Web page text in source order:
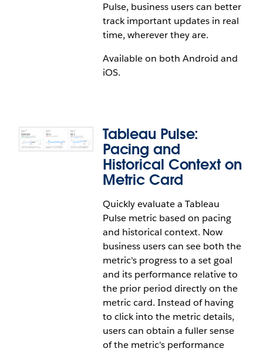
Pulse, business users can better
track important updates in real
time, wherever they are.
Available on both Android and
iOS.
Get important Tableau Pulse alerts on the go
without running the Tableau mobile app in the
background. With mobile push notifications from
Tableau Pulse, business users can better track
important updates in real time, wherever they are.
Available on both Android and iOS.
Tableau Pulse:
Pacing and
Historical Context on
Metric Card
Quickly evaluate a Tableau
Pulse metric based on pacing
and historical context. Now
business users can see both the
metric's progress to a set goal
and its performance relative to
the prior period directly on the
metric card. Instead of having
to click into the metric details,
users can obtain a fuller sense
of the metric's performance